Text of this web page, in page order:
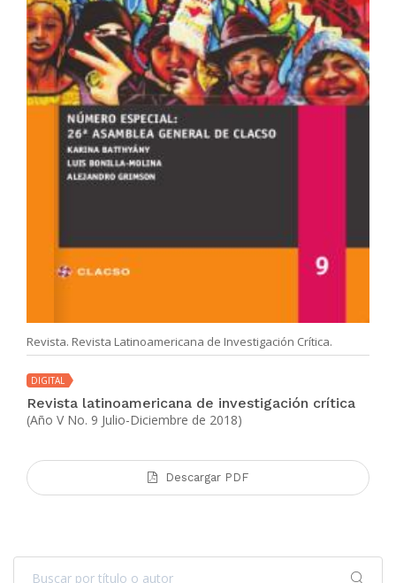
Revista. Revista Latinoamericana de Investigación Crítica.
DIGITAL
Revista latinoamericana de investigación crítica
(Año V No. 9 Julio-Diciembre de 2018)
Descargar PDF